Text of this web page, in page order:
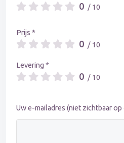
0 / 10
Prijs *
0 / 10
Levering *
0 / 10
Uw e-mailadres (niet zichtbaar